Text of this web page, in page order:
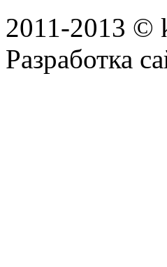
2011-2013 ©
Разработка